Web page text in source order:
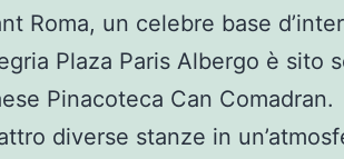
Roma, un celebre base
Plaza Paris Albergo è sito
Pinacoteca Can Comadran.
diverse stanze in